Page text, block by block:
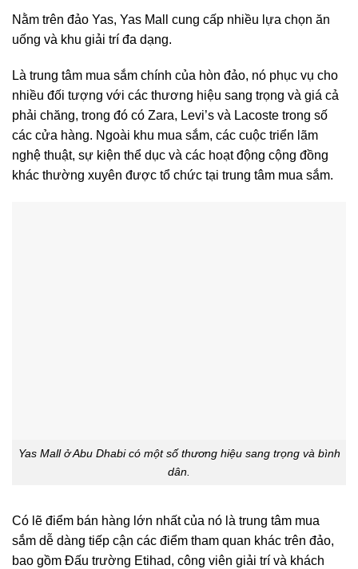
Nằm trên đảo Yas, Yas Mall cung cấp nhiều lựa chọn ăn
uống và khu giải trí đa dạng.
Là trung tâm mua sắm chính của hòn đảo, nó phục vụ cho
nhiều đối tượng với các thương hiệu sang trọng và giá cả
phải chăng, trong đó có Zara, Levi’s và Lacoste trong số
các cửa hàng. Ngoài khu mua sắm, các cuộc triển lãm
nghệ thuật, sự kiện thể dục và các hoạt động cộng đồng
khác thường xuyên được tổ chức tại trung tâm mua sắm.
Yas Mall ở Abu Dhabi có một số thương hiệu sang trọng và bình
dân.
Có lẽ điểm bán hàng lớn nhất của nó là trung tâm mua
sắm dễ dàng tiếp cận các điểm tham quan khác trên đảo,
bao gồm Đấu trường Etihad, công viên giải trí và khách